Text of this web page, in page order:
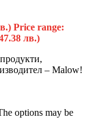
Price range:
лв.)
– Malow!
options may be